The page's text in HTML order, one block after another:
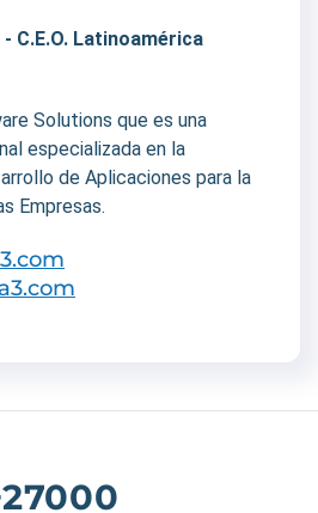
C.E.O. Latinoamérica
Solutions que es una
especializada en la
de Aplicaciones para la
Empresas.